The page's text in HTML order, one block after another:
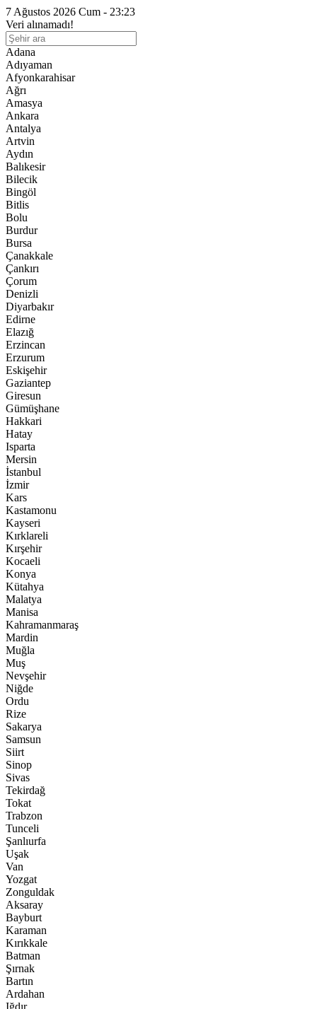
7 Ağustos 2026 Cum - 23:23
Veri alınamadı!
Adana
Adıyaman
Afyonkarahisar
Ağrı
Amasya
Ankara
Antalya
Artvin
Aydın
Balıkesir
Bilecik
Bingöl
Bitlis
Bolu
Burdur
Bursa
Çanakkale
Çankırı
Çorum
Denizli
Diyarbakır
Edirne
Elazığ
Erzincan
Erzurum
Eskişehir
Gaziantep
Giresun
Gümüşhane
Hakkari
Hatay
Isparta
Mersin
İstanbul
İzmir
Kars
Kastamonu
Kayseri
Kırklareli
Kırşehir
Kocaeli
Konya
Kütahya
Malatya
Manisa
Kahramanmaraş
Mardin
Muğla
Muş
Nevşehir
Niğde
Ordu
Rize
Sakarya
Samsun
Siirt
Sinop
Sivas
Tekirdağ
Tokat
Trabzon
Tunceli
Şanlıurfa
Uşak
Van
Yozgat
Zonguldak
Aksaray
Bayburt
Karaman
Kırıkkale
Batman
Şırnak
Bartın
Ardahan
Iğdır